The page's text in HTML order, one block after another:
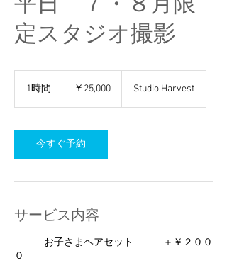
定スタジオ撮影
1時間 ￥25,000 Studio Harvest
今すぐ予約
サービス内容
お子さまヘアセット ＋￥２００
０